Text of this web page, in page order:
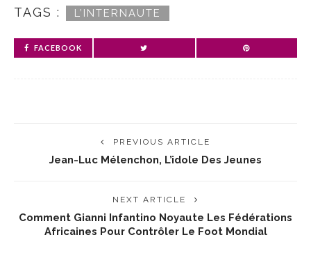
TAGS : L’INTERNAUTE
FACEBOOK
PREVIOUS ARTICLE
Jean-Luc Mélenchon, L’idole Des Jeunes
NEXT ARTICLE
Comment Gianni Infantino Noyaute Les Fédérations
Africaines Pour Contrôler Le Foot Mondial